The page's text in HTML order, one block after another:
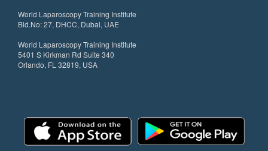
World Laparoscopy Training Institute
Bld.No: 27, DHCC, Dubai, UAE
World Laparoscopy Training Institute
5401 S Kirkman Rd Suite 340
Orlando, FL 32819, USA